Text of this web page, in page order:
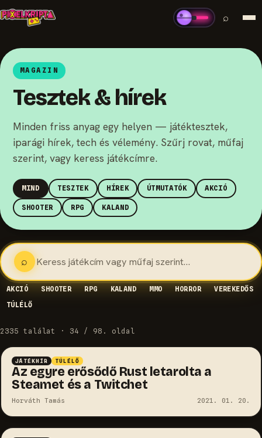
⌕
MAGAZIN
Tesztek & hírek
Minden friss anyag egy helyen — játéktesztek,
iparági hírek, tech és vélemény. Szűrj rovat, műfaj
szerint, vagy keress játékcímre.
MIND TESZTEK HÍREK ÚTMUTATÓK AKCIÓ
SHOOTER RPG KALAND
⌕
AKCIÓ SHOOTER RPG KALAND MMO HORROR
VEREKEDŐS
TÚLÉLŐ
2335 találat · 34 / 98. oldal
JÁTÉKHÍR TÚLÉLŐ
Az egyre erősődő Rust letarolta a
Steamet és a Twitchet
Horváth Tamás 2021. 01. 20.